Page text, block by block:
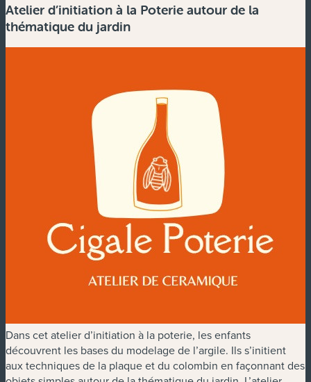
Atelier d’initiation à la Poterie autour de la
thématique du jardin
Dans cet atelier d’initiation à la poterie, les enfants
découvrent les bases du modelage de l’argile. Ils s’initient
aux techniques de la plaque et du colombin en façonnant des